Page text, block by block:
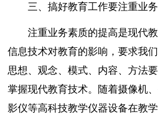
三、搞好教育工作要注重业务
注重业务素质的提高是现代
信息技术对教育的影响，要求我
思想、观念、模式、内容、方法
掌握现代教育技术。随着摄像机
影仪等高科技教学仪器设备在教